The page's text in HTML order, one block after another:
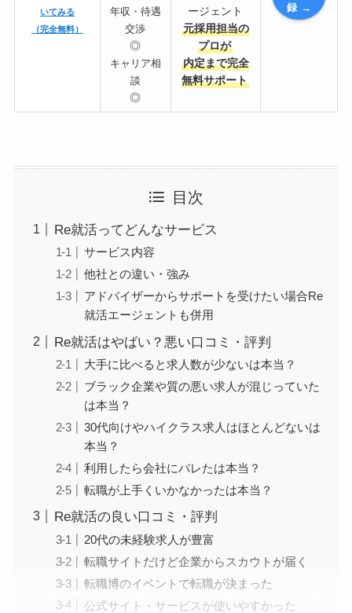
いてみる
（完全無料）
年収・待遇
交渉
◎
キャリア相
談
◎
ージェント
元採用担当の
プロが
内定まで完全
無料サポート
録 →
目次
Re就活ってどんなサービス
サービス内容
他社との違い・強み
アドバイザーからサポートを受けたい場合Re
就活エージェントも併用
Re就活はやばい？悪い口コミ・評判
大手に比べると求人数が少ないは本当？
ブラック企業や質の悪い求人が混じっていた
は本当？
30代向けやハイクラス求人はほとんどないは
本当？
利用したら会社にバレたは本当？
転職が上手くいかなかったは本当？
Re就活の良い口コミ・評判
20代の未経験求人が豊富
転職サイトだけど企業からスカウトが届く
転職博のイベントで転職が決まった
公式サイト・サービスが使いやすかった